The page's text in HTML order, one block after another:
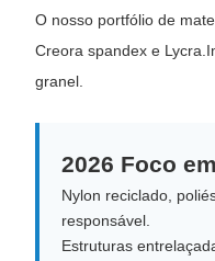
O nosso portfólio de
Creora spandex e
granel.
2026 Foco
Nylon reciclado,
responsável.
Estruturas